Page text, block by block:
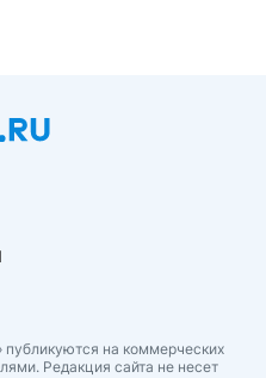
на коммерческих
Редакция сайта не несет